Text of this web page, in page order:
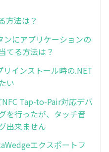
方法は？
にアプリケーションの
てる方法は？
インストール時の.NET
い
Tap-to-Pair対応デバ
を行ったが、タッチ音
出来ません
エクスポートフ